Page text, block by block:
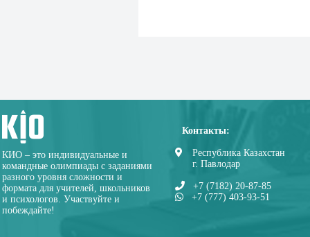
КИО – это индивидуальные и
командные олимпиады с заданиями
разного уровня сложности и
формата для учителей, школьников
и психологов. Участвуйте и
побеждайте!
Контакты:
Республика Казахстан
г. Павлодар
+7 (7182) 20-87-85
+7 (777) 403-93-51